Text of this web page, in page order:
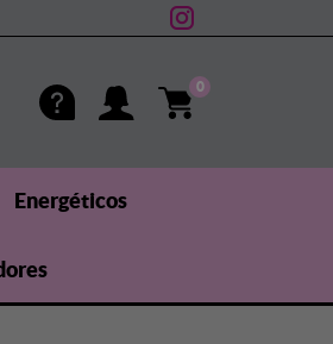
0
Energéticos